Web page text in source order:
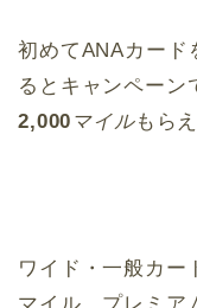
初めてANAカード
るとキャンペーン
2,000 マイルもら
ワイド・一般カー